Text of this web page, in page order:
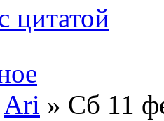
цитатой
Ari » Сб 11